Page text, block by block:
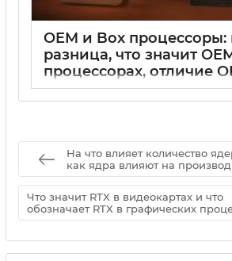
OEM и Box процессоры:
разница, что значит
процессорах, отличие
процессора
На что влияет количество
как ядра влияют на
Что значит RTX в видеокартах и что
обозначает RTX в графических